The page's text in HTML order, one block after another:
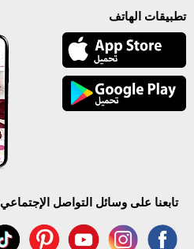
تطبيقات الهاتف
تابعنا على وسائل التواصل الإجتماعي